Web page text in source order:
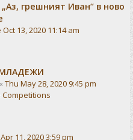
грешният Иван“ в ново
Oct 13, 2020 11:14 am
« Thu May 28, 2020 9:45 pm
11, 2020 3:59 pm